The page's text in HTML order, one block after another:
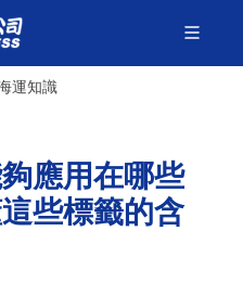
運知識
應用在哪些
些標籤的含